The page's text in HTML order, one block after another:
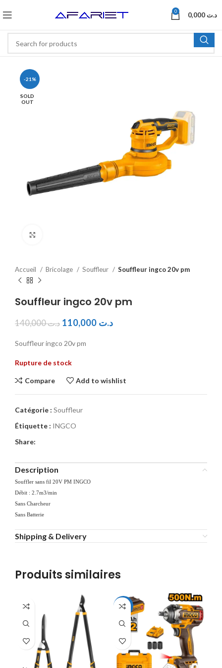
0 د.ت
-21%
SOLD
OUT
Accueil Bricolage Souffleur Souffleur ingco 20v pm
Souffleur ingco 20v pm
د.ت140,000 د.ت
Souffleur ingco 20v pm
Rupture de stock
Compare Add to wishlist
Catégorie : Souffleur
Étiquette : INGCO
Share:
Description
Souffler sans fil 20V PM INGCO
Débit : 2.7m3/min
Sans Charcheur
Sans Batterie
Shipping & Delivery
Produits similaires
-10%